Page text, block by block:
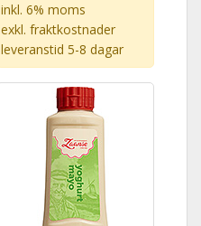
inkl. 6% moms
exkl. fraktkostnader
leveranstid 5-8 dagar